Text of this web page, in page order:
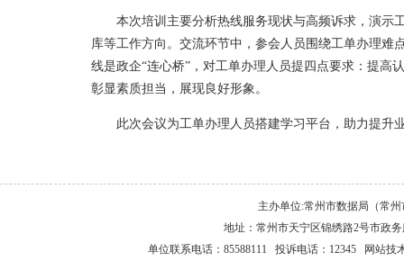
本次培训主要分析热线服务现状与高频诉求，演示
库等工作方向。交流环节中，参会人员围绕工单办理难
线是政企“连心桥”，对工单办理人员提四点要求：提高
彰显素质担当，展现良好形象。
此次会议为工单办理人员搭建学习平台，助力提升
主办单位:常州市数据局（常
地址：常州市天宁区锦绣路2号市政
单位联系电话：85588111 投诉电话：12345 网站技